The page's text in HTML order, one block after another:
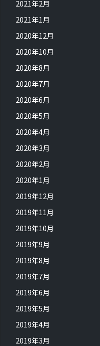
2021年2月
2021年1月
2020年12月
2020年10月
2020年8月
2020年7月
2020年6月
2020年5月
2020年4月
2020年3月
2020年2月
2020年1月
2019年12月
2019年11月
2019年10月
2019年9月
2019年8月
2019年7月
2019年6月
2019年5月
2019年4月
2019年3月